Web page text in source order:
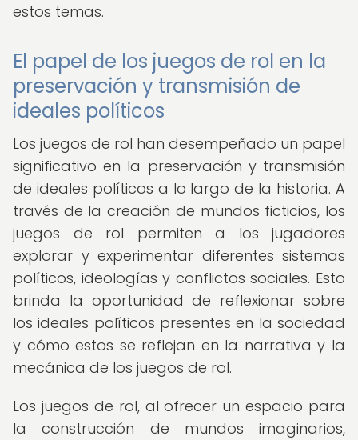
estos temas.
El papel de los juegos de rol en la
preservación y transmisión de
ideales políticos
Los juegos de rol han desempeñado un papel
significativo en la preservación y transmisión
de ideales políticos a lo largo de la historia. A
través de la creación de mundos ficticios, los
juegos de rol permiten a los jugadores
explorar y experimentar diferentes sistemas
políticos, ideologías y conflictos sociales. Esto
brinda la oportunidad de reflexionar sobre
los ideales políticos presentes en la sociedad
y cómo estos se reflejan en la narrativa y la
mecánica de los juegos de rol.
Los juegos de rol, al ofrecer un espacio para
la construcción de mundos imaginarios,